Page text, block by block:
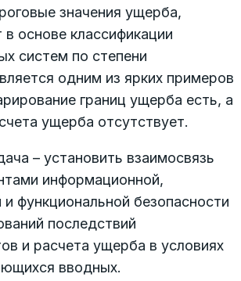
значения ущерба,
основе классификации
систем по степени
одним из ярких примеров
границ ущерба есть, а
ущерба отсутствует.
– установить взаимосвязь
информационной,
функцио­нальной безопасности
последствий
и расчета ущерба в условиях
вводных.